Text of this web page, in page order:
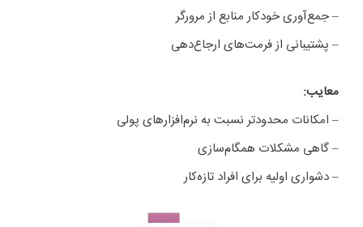
– جمع‌آوری خودکار منابع از مرورگر
– پشتیبانی از فرمت‌های ارجاع‌دهی
معایب:
– امکانات محدودتر نسبت به نرم‌افزارهای پولی
– گاهی مشکلات همگام‌سازی
– دشواری اولیه برای افراد تازه‌کار